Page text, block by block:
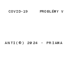
COVID-19 PROBLÉMY
ANTI(©) 2024 - PRIAMA